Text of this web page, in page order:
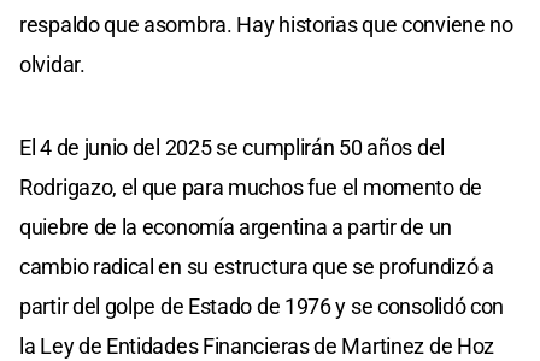
respaldo que asombra. Hay historias que conviene no
olvidar.
El 4 de junio del 2025 se cumplirán 50 años del
Rodrigazo, el que para muchos fue el momento de
quiebre de la economía argentina a partir de un
cambio radical en su estructura que se profundizó a
partir del golpe de Estado de 1976 y se consolidó con
la Ley de Entidades Financieras de Martinez de Hoz